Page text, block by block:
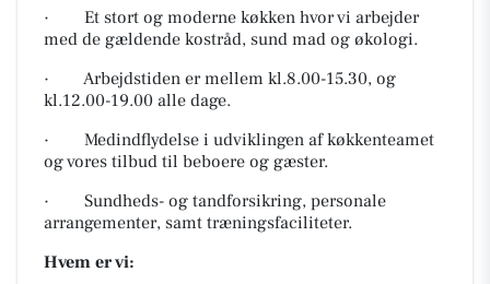
· Et stort og moderne køkken hvor vi arbejder
med de gældende kostråd, sund mad og økologi.
· Arbejdstiden er mellem kl.8.00-15.30, og
kl.12.00-19.00 alle dage.
· Medindflydelse i udviklingen af køkkenteamet
og vores tilbud til beboere og gæster.
· Sundheds- og tandforsikring, personale
arrangementer, samt træningsfaciliteter.
Hvem er vi: